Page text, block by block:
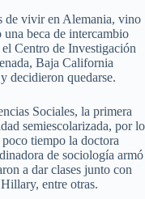
de vivir en Alemania, vino
una beca de intercambio
Centro de Investigación
Baja California
decidieron quedarse.
Sociales, la primera
semiescolarizada, por lo
tiempo la doctora
de sociología armó
a dar clases junto con
entre otras.